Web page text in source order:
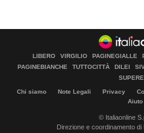
LIBERO VIRGILIO PAGINEGIALLE
PAGINEBIANCHE
TUTTOCITTÀ DILEI
Chi siamo Note Legali Privacy
Aiuto
© Italiaonline
Direzione e coordinamento di